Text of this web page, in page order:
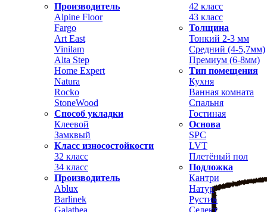
Производитель
Alpine Floor
Fargo
Art East
Vinilam
Alta Step
Home Expert
Natura
Rocko
StoneWood
Способ укладки
Клеевой
Замквый
Класс износостойкости
32 класс
34 класс
42 класс
43 класс
Толщина
Тонкий 2-3 мм
Средний (4-5,7мм)
Премиум (6-8мм)
Тип помещения
Кухня
Ванная комната
Спальня
Гостиная
Основа
SPC
LVT
Плетёный пол
Подложка
Производитель
Ablux
Barlinek
Galathea
Кантри
Натур
Рустик
Селект